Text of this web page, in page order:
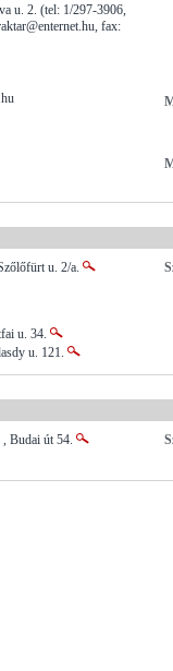
u. 2. (tel: 1/297-3906,
fax:
u. 2/a.
u. 34.
u. 121.
Budai út 54.